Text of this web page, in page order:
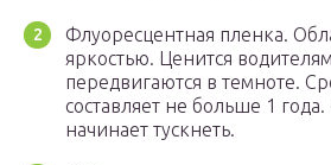
Флуоресцентная пленка.
яркостью. Ценится
передвигаются в темноте.
составляет не больше 1
начинает тускнеть.